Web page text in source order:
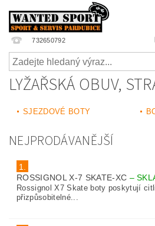
732650792
LYŽAŘSKÁ OBUV,
SJEZDOVÉ BOTY
NEJPRODÁVANĚJŠÍ
1.
ROSSIGNOL X-7 SKATE-XC –
Rossignol X7 Skate boty poskytují
přizpůsobitelné...